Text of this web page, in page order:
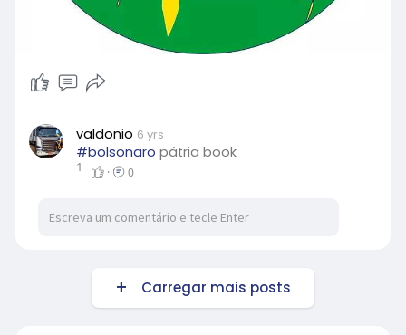
valdonio 6 yrs
#bolsonaro pátria book
1 · 0
Carregar mais posts